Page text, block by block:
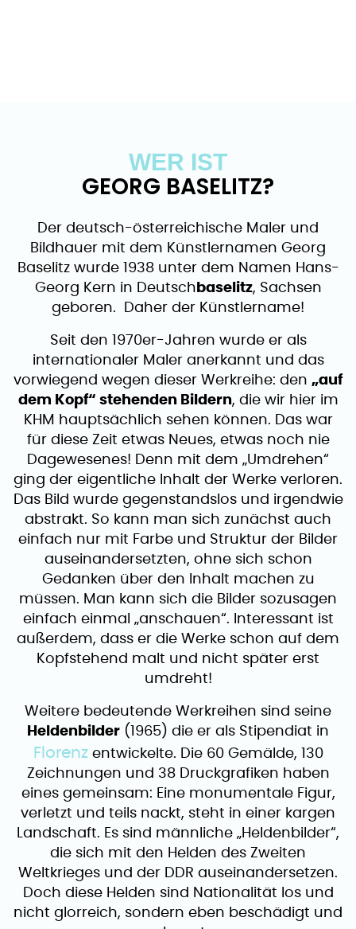
WER IST
GEORG BASELITZ?
Der deutsch-österreichische Maler und
Bildhauer mit dem Künstlernamen Georg
Baselitz wurde 1938 unter dem Namen Hans-
Georg Kern in Deutsch baselitz, Sachsen
geboren. Daher der Künstlername!
Seit den 1970er-Jahren wurde er als
internationaler Maler anerkannt und das
vorwiegend wegen dieser Werkreihe: den „auf
dem Kopf“ stehenden Bildern, die wir hier im
KHM hauptsächlich sehen können. Das war
für diese Zeit etwas Neues, etwas noch nie
Dagewesenes! Denn mit dem „Umdrehen“
ging der eigentliche Inhalt der Werke verloren.
Das Bild wurde gegenstandslos und irgendwie
abstrakt. So kann man sich zunächst auch
einfach nur mit Farbe und Struktur der Bilder
auseinandersetzten, ohne sich schon
Gedanken über den Inhalt machen zu
müssen. Man kann sich die Bilder sozusagen
einfach einmal „anschauen“. Interessant ist
außerdem, dass er die Werke schon auf dem
Kopfstehend malt und nicht später erst
umdreht!
Weitere bedeutende Werkreihen sind seine
Heldenbilder (1965) die er als Stipendiat in
Florenzentwickelte. Die 60 Gemälde, 130
Zeichnungen und 38 Druckgrafiken haben
eines gemeinsam: Eine monumentale Figur,
verletzt und teils nackt, steht in einer kargen
Landschaft. Es sind männliche „Heldenbilder“,
die sich mit den Helden des Zweiten
Weltkrieges und der DDR auseinandersetzen.
Doch diese Helden sind Nationalität los und
nicht glorreich, sondern eben beschädigt und